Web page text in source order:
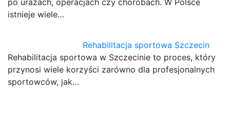
po urazach, operacjach czy chorobach. W Polsce
istnieje wiele…
Rehabilitacja sportowa Szczecin
Rehabilitacja sportowa w Szczecinie to proces, który
przynosi wiele korzyści zarówno dla profesjonalnych
sportowców, jak…